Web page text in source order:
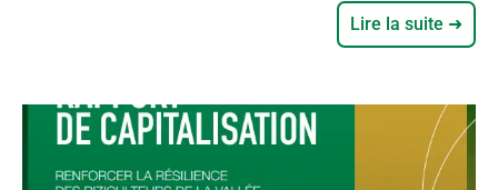
producteur, productrice devrait pouvoir répondre à
cette question. Connaître les dimensions exactes de
stratégique, surtout en termes de
Lire la suite ➜